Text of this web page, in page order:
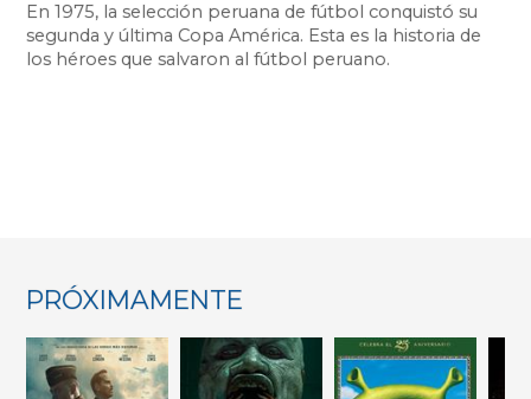
En 1975, la selección peruana de fútbol conquistó su
segunda y última Copa América. Esta es la historia de
PRÓXIMAMENTE